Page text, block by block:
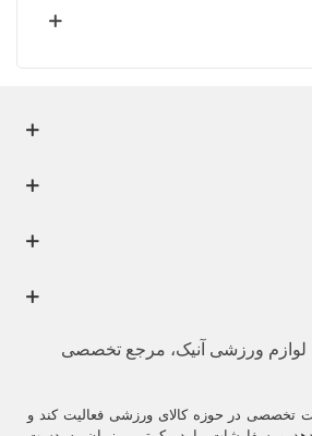
لوازم ورزشی آنیک، مرجع تخصصی
تخصصی در حوزه کالای ورزشی فعالیت کند و